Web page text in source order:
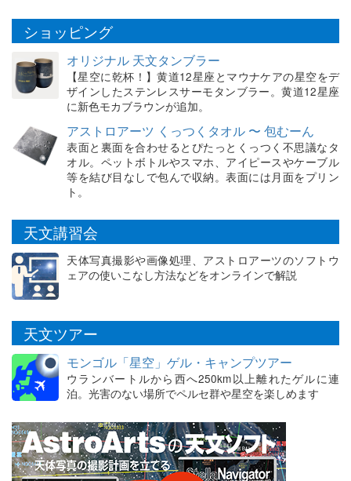
ショッピング
オリジナル 天文タンブラー
【星空に乾杯！】黄道12星座とマウナケアの星空をデ
ザインしたステンレスサーモタンブラー。黄道12星座
に新色モカブラウンが追加。
アストロアーツ くっつくタオル 〜 包むーん
表面と裏面を合わせるとぴたっとくっつく不思議なタ
オル。ペットボトルやスマホ、アイピースやケーブル
等を結び目なしで包んで収納。表面には月面をプリン
ト。
天文講習会
天体写真撮影や画像処理、アストロアーツのソフトウ
ェアの使いこなし方法などをオンラインで解説
天文ツアー
モンゴル「星空」ゲル・キャンプツアー
ウランバートルから西へ250km以上離れたゲルに連
泊。光害のない場所でペルセ群や星空を楽しめます